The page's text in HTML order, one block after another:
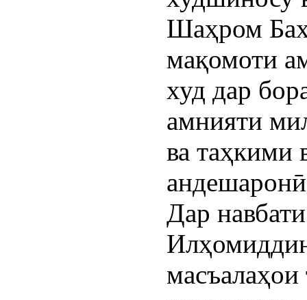
Шаҳром
мақомоти
худ дар
амнияти
ва таҳкими
Дар